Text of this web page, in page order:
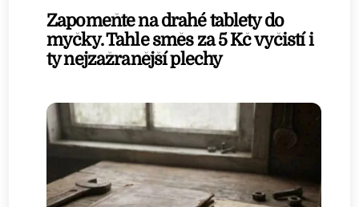
Zapomeňte na drahé tablety do
myčky. Tahle směs za 5 Kč vyčistí i
ty nejzažranější plechy